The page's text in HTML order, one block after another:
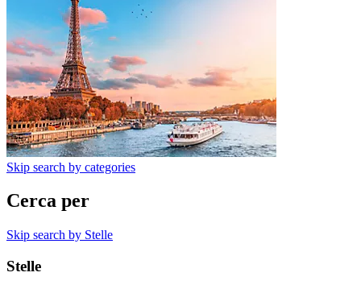
Skip search by categories
Cerca per
Skip search by Stelle
Stelle